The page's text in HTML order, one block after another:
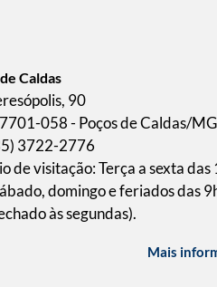
Caldas
90
058 - Poços de Caldas/MG
3722-2776
de visitação: Terça a sexta das
domingo e feriados das
às segundas).
Mais